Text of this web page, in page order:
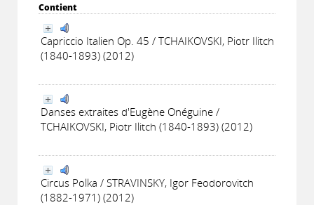
Contient
Capriccio Italien Op. 45 / TCHAIKOVSKI, Piotr Ilitch
(1840-1893) (2012)
Danses extraites d'Eugène Onéguine /
TCHAIKOVSKI, Piotr Ilitch (1840-1893) (2012)
Circus Polka / STRAVINSKY, Igor Feodorovitch
(1882-1971) (2012)